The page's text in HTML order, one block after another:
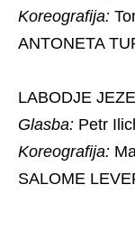
Koreografija:
ANTONETA
LABODJE
Glasba: Petr
Koreografija:
SALOME